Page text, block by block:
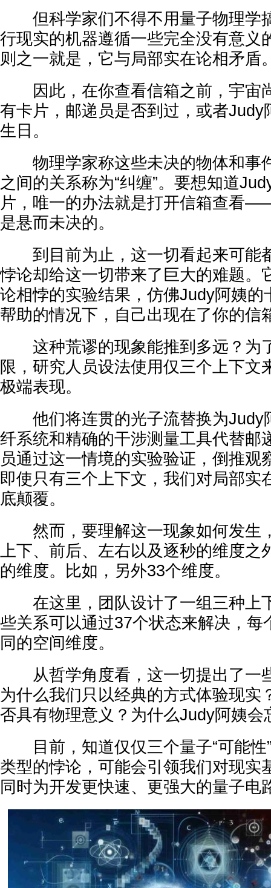
但科学家们不得不用量子物理学
行现实的机器遵循一些完全没有意义
则之一就是，它与局部实在论相矛盾
因此，在你查看信箱之前，宇宙
有卡片，邮递员是否到过，或者Judy
生日。
物理学家称这些未决的物体和事
之间的关系称为“纠缠”。要想知道
片，唯一的办法就是打开信箱查看
是悬而未决的。
到目前为止，这一切看起来可能
悖论却给这一切带来了巨大的难题。
论相悖的实验结果，仿佛Judy阿姨的
帮助的情况下，自己出现在了你的信
这种荒谬的现象能推到多远？为
限，研究人员设法使用仅三个上下文
极端表现。
他们将连贯的光子流替换为Judy
纤系统和精确的干涉测量工具代替邮
员通过这一情境的实验验证，倒推观
即使只有三个上下文，我们对局部实
底颠覆。
然而，要理解这一现象如何发生
上下、前后、左右以及逐秒的维度之
的维度。比如，另外33个维度。
在这里，团队设计了一组三种上
些关系可以通过37个状态来解决，每
同的空间维度。
从哲学角度看，这一切提出了一
为什么我们只以经典的方式体验现实
否具有物理意义？为什么Judy阿姨会
目前，知道仅仅三个量子“可能性
类型的悖论，可能会引领我们对现实
同时为开发更快速、更强大的量子电